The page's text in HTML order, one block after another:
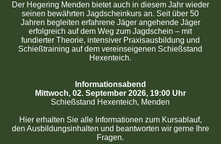
Der Hegering Menden bietet auch in diesem Jahr wieder
seinen bewährten Jagdscheinkurs an. Seit über 50
Jahren begleiten erfahrene Jäger angehende Jäger
erfolgreich auf dem Weg zum Jagdschein – mit
fundierter Theorie, intensiver Praxisausbildung und
Schießtraining auf dem vereinseigenen Schießstand
Hexenteich.
Informationsabend
Mittwoch, 02. September 2026, 19:00 Uhr
Schießstand Hexenteich, Menden
Hier erhalten Sie alle Informationen zum Kursablauf,
den Ausbildungsinhalten und beantworten wir gerne Ihre
Fragen.